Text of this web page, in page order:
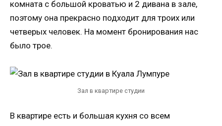
комната с большой кроватью и 2 дивана в зале,
поэтому она прекрасно подходит для троих или
четверых человек. На момент бронирования нас
было трое.
Зал в квартире студии
В квартире есть и большая кухня со всем